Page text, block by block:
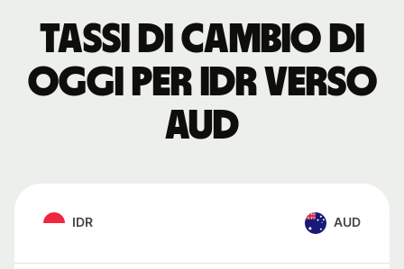
Tassi di cambio di
oggi per IDR verso
AUD
IDR AUD